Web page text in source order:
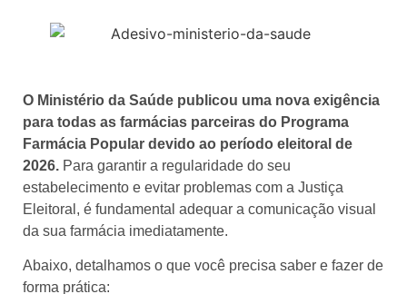
O Ministério da Saúde publicou uma nova exigência
para todas as farmácias parceiras do Programa
Farmácia Popular devido ao período eleitoral de
2026. Para garantir a regularidade do seu
estabelecimento e evitar problemas com a Justiça
Eleitoral, é fundamental adequar a comunicação visual
da sua farmácia imediatamente.
Abaixo, detalhamos o que você precisa saber e fazer de
forma prática: